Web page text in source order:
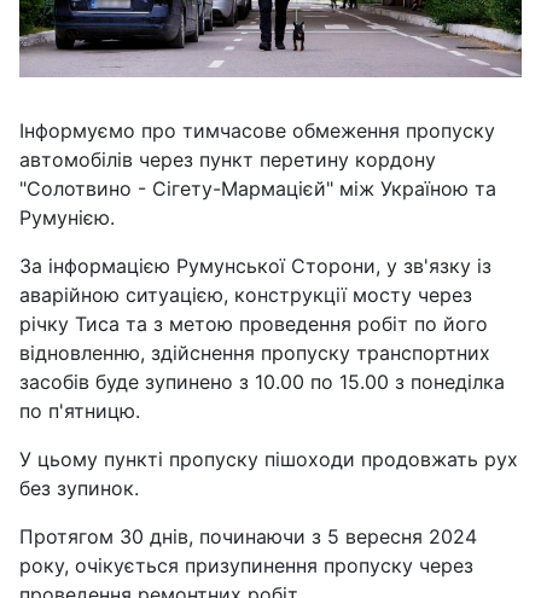
Інформуємо про тимчасове обмеження пропуску
автомобілів через пункт перетину кордону
"Солотвино - Сігету-Мармацієй" між Україною та
Румунією.
За інформацією Румунської Сторони, у зв'язку із
аварійною ситуацією, конструкції мосту через
річку Тиса та з метою проведення робіт по його
відновленню, здійснення пропуску транспортних
засобів буде зупинено з 10.00 по 15.00 з понеділка
по п'ятницю.
У цьому пункті пропуску пішоходи продовжать рух
без зупинок.
Протягом 30 днів, починаючи з 5 вересня 2024
року, очікується призупинення пропуску через